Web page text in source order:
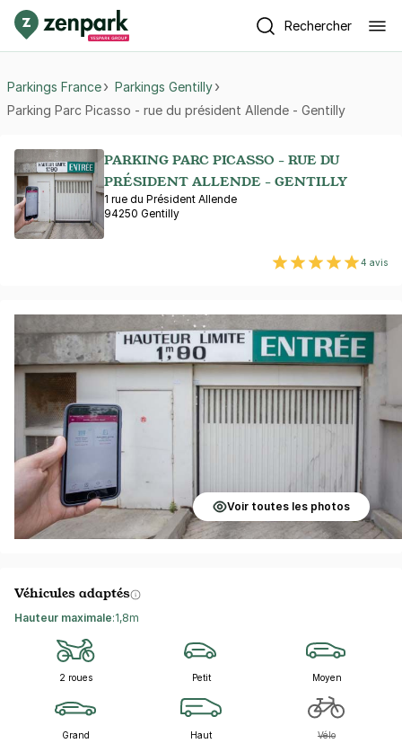
Rechercher
Parkings France
Parkings Gentilly
Parking Parc Picasso - rue du président Allende - Gentilly
PARKING PARC PICASSO - RUE DU
PRÉSIDENT ALLENDE - GENTILLY
1 rue du Président Allende
94250 Gentilly
4 avis
Voir toutes les photos
Véhicules adaptés
Hauteur maximale:1,8m
2 roues Petit Moyen
Grand Haut Vélo